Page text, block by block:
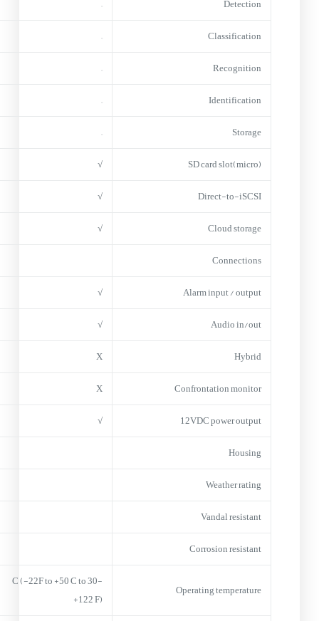
Detection
–
Classification
–
Recognition
–
Identification
–
Storage
–
(micro)SD card slot
√
Direct-to-iSCSI
√
Cloud storage
√
Connections
Alarm input / output
√
Audio in/out
√
Hybrid
X
Confrontation monitor
X
12VDC power output
√
Housing
Weather rating
Vandal resistant
Corrosion resistant
Operating temperature
-30 C (-22F to +50 C to
+122 F)